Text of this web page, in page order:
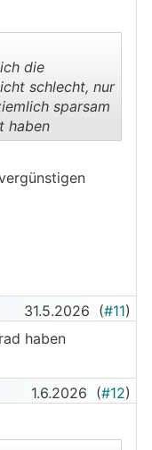
die
schlecht, nur
sparsam
haben
31.5.2026 (#11)
haben
1.6.2026 (#12)